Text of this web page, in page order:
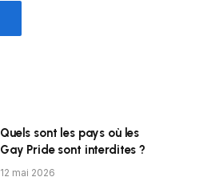
Quels sont les pays où les
Gay Pride sont interdites ?
12 mai 2026